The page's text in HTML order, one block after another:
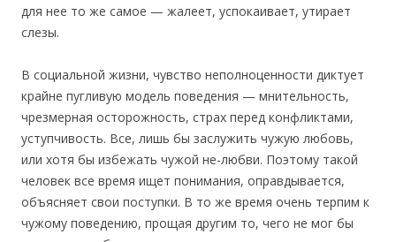
для нее то же самое — жалеет, успокаивает, утирает
слезы.
В социальной жизни, чувство неполноценности диктует
крайне пугливую модель поведения — мнительность,
чрезмерная осторожность, страх перед конфликтами,
уступчивость. Все, лишь бы заслужить чужую любовь,
или хотя бы избежать чужой не-любви. Поэтому такой
человек все время ищет понимания, оправдывается,
объясняет свои поступки. В то же время очень терпим к
чужому поведению, прощая другим то, чего не мог бы